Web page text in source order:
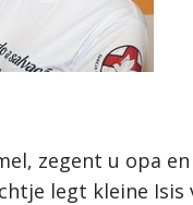
zegent u opa
legt kleine